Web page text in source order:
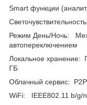
Smart функции
Режим День/Ночь:
автопереключением
Локальное хранение:
ГБ
Облачный сервис:
WiFi: IEEE802.11 b/g/